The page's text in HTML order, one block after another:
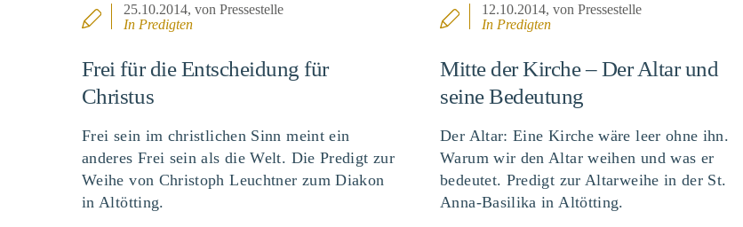
25.10.2014, von Pressestelle
In Predigten
Frei für die Entscheidung für
Christus
Frei sein im christlichen Sinn meint ein
anderes Frei sein als die Welt. Die Predigt zur
Weihe von Christoph Leuchtner zum Diakon
in Altötting.
12.10.2014, von Pressestelle
In Predigten
Mitte der Kirche – Der Altar und
seine Bedeutung
Der Altar: Eine Kirche wäre leer ohne ihn.
Warum wir den Altar weihen und was er
bedeutet. Predigt zur Altarweihe in der St.
Anna-Basilika in Altötting.